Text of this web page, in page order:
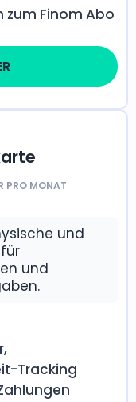
zum Finom Abo
PRO MONAT
und
und
Tracking